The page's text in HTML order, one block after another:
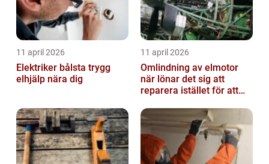
11 april 2026
Elektriker bålsta trygg
elhjälp nära dig
11 april 2026
Omlindning av elmotor
när lönar det sig att
reparera istället för att